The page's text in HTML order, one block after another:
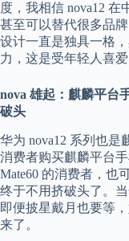
度，我相信 nova12 在
甚至可以替代很多品
设计一直是独具一格
力，这是受年轻人喜爱
nova 雄起：麒麟平台
破头
华为 nova12 系列也是
消费者购买麒麟平台
Mate60 的消费者，也
终于不用挤破头了。
即便披星戴月也要等
来了。